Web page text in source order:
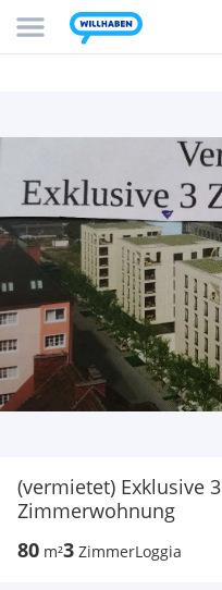
(vermietet) Exklusive 3
Zimmerwohnung
80 m²3 ZimmerLoggia